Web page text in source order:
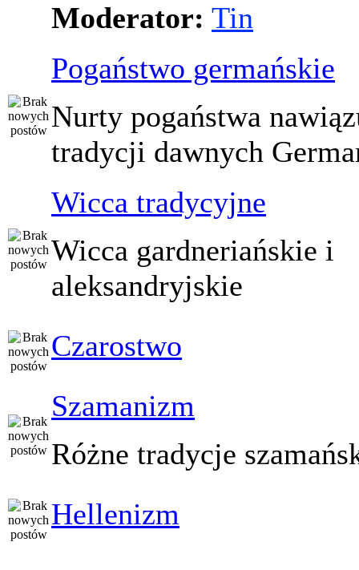
Moderator: Tin
Pogaństwo germańskie
Nurty pogaństwa
tradycji dawnych
Wicca tradycyjne
Wicca gardneriańskie i
aleksandryjskie
Czarostwo
Szamanizm
Różne tradycje
Hellenizm